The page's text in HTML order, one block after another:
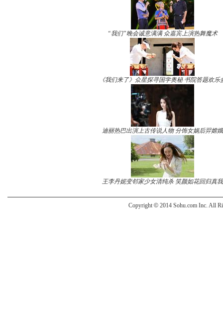
“我们”晚会诚意满满 众嘉宾上演热舞魔术
《我们来了》众星探寻国学奥秘 书院答题欢乐
迪丽热巴出演上古传说人物 分饰女娲后羿嫦娥
王李丹妮变邻家少女清纯杀 笑颜如花回归真我
Copyright © 2014 Sohu.com Inc. All